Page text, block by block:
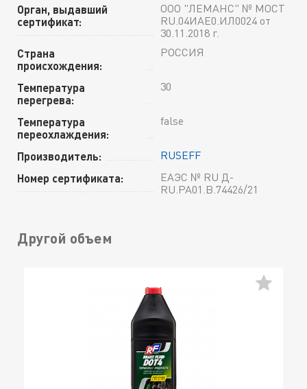
Орган, выдавший
сертификат:
ООО "ЛЕМАНС" № МОСТ
RU.04ИАЕ0.ИЛ0024 от
30.11.2018 г.
Страна
происхождения:
РОССИЯ
Температура
перегрева:
30
Температура
переохлаждения:
false
Производитель: RUSEFF
Номер сертификата:
ЕАЭС № RU Д-
RU.PA01.B.74426/21
Другой объем